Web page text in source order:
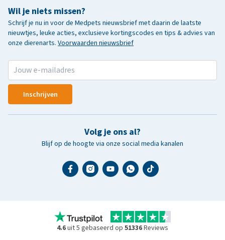
Wil je niets missen?
Schrijf je nu in voor de Medpets nieuwsbrief met daarin de laatste
nieuwtjes, leuke acties, exclusieve kortingscodes en tips & advies van
onze dierenarts. Voorwaarden nieuwsbrief
Inschrijven
Volg je ons al?
Blijf op de hoogte via onze social media kanalen
4.6uit 5 gebaseerd op 51336Reviews